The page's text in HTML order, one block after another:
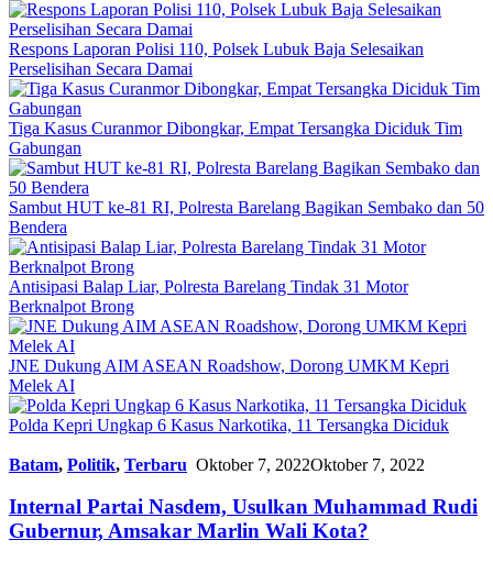
Respons Laporan Polisi 110, Polsek Lubuk Baja Selesaikan
Perselisihan Secara Damai
Tiga Kasus Curanmor Dibongkar, Empat Tersangka Diciduk Tim
Gabungan
Sambut HUT ke-81 RI, Polresta Barelang Bagikan Sembako dan 50
Bendera
Antisipasi Balap Liar, Polresta Barelang Tindak 31 Motor
Berknalpot Brong
JNE Dukung AIM ASEAN Roadshow, Dorong UMKM Kepri
Melek AI
Polda Kepri Ungkap 6 Kasus Narkotika, 11 Tersangka Diciduk
Batam, Politik, Terbaru Oktober 7, 2022Oktober 7, 2022
Internal Partai Nasdem, Usulkan Muhammad Rudi
Gubernur, Amsakar Marlin Wali Kota?